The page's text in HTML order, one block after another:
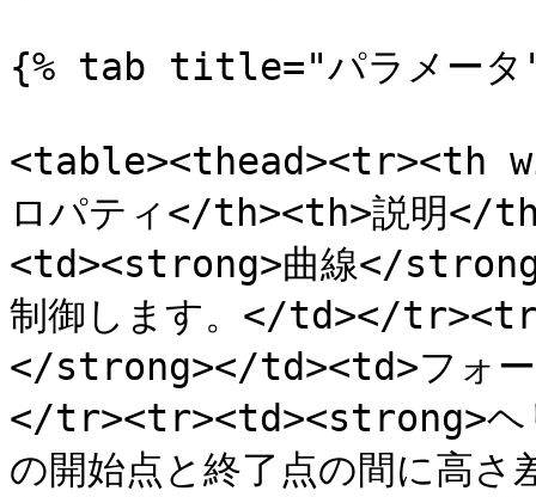
{% tab title="パラメータ
<table><thead><tr><th
ロパティ</th><th>説明
<td><strong>曲線</
制御します。</td></
</strong></td><td>フォー
</tr><tr><td><strong>ヘ
の開始点と終了点の間に高